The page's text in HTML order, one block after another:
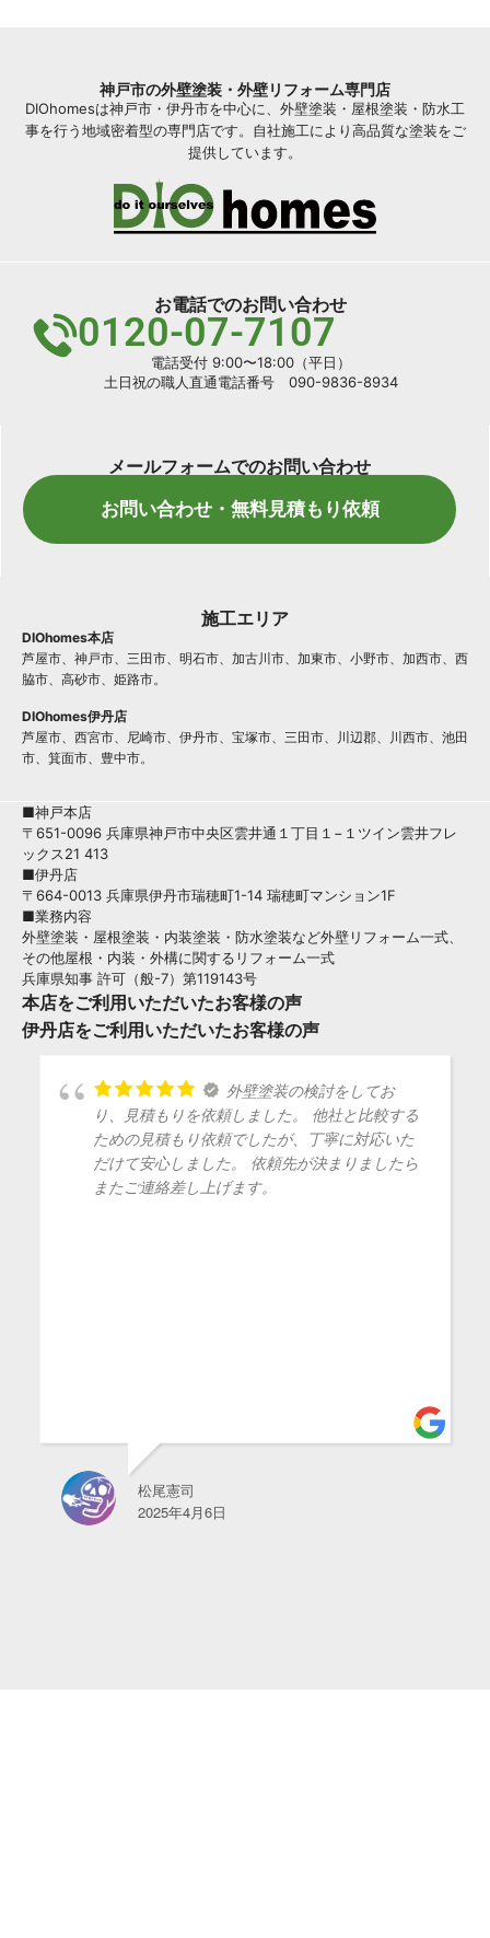
神戸市の外壁塗装・外壁リフォーム専門店
DIOhomesは神戸市・伊丹市を中心に、外壁塗装・屋根塗装・防水工
事を行う地域密着型の専門店です。自社施工により高品質な塗装をご
提供しています。
お電話でのお問い合わせ
0120-07-7107
電話受付 9:00〜18:00（平日）
土日祝の職人直通電話番号 090-9836-8934
メールフォームでのお問い合わせ
お問い合わせ・無料見積もり依頼
施工エリア
DIOhomes本店
芦屋市、神戸市、三田市、明石市、加古川市、加東市、小野市、加西市、西
脇市、高砂市、姫路市。
DIOhomes伊丹店
芦屋市、西宮市、尼崎市、伊丹市、宝塚市、三田市、川辺郡、川西市、池田
市、箕面市、豊中市。
■神戸本店
〒651-0096 兵庫県神戸市中央区雲井通１丁目１−１ツイン雲井フレ
ックス21 413
■伊丹店
〒664-0013 兵庫県伊丹市瑞穂町1-14 瑞穂町マンション1F
■業務内容
外壁塗装・屋根塗装・内装塗装・防水塗装など外壁リフォーム一式、
その他屋根・内装・外構に関するリフォーム一式
兵庫県知事 許可（般-7）第119143号
本店をご利用いただいたお客様の声
伊丹店をご利用いただいたお客様の声
外壁塗装の検討をしてお
り、見積もりを依頼しました。 他社と比較する
ための見積もり依頼でしたが、丁寧に対応いた
だけて安心しました。 依頼先が決まりましたら
またご連絡差し上げます。
松尾憲司
2025年4月6日